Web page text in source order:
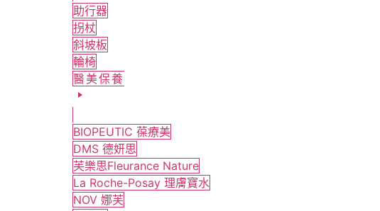
助行器
拐杖
斜坡板
輪椅
醫美保養
BIOPEUTIC 葆療美
DMS 德妍思
芙樂思Fleurance Nature
La Roche-Posay 理膚寶水
NOV 娜芙